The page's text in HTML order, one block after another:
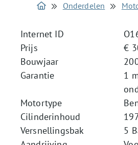
Onderdelen
Internet ID
Prijs
€
Bouwjaar
Garantie
1
Motortype
Cilinderinhoud
Versnellingsbak
5